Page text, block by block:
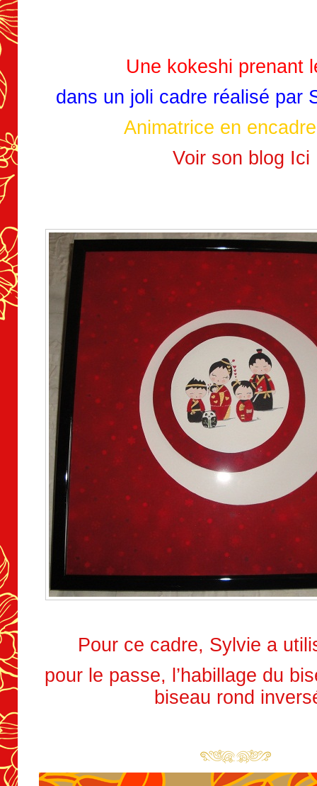
Une kokeshi prenant
dans un joli cadre réalisé par
Animatrice en
Voir son blog Ici
Pour ce cadre, Sylvie a
pour le passe, l’habillage du
biseau rond